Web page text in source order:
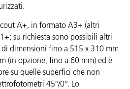
A+, in formato A3+ (altri
su richiesta sono possibili altri
dimensioni fino a 515 x 310 mm
(in opzione, fino a 60 mm) ed è
su quelle superfici che non
45°/0°. Lo